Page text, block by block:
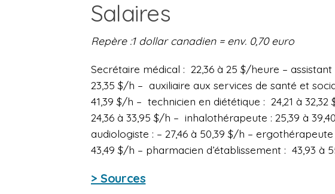
Salaires
Repère :1 dollar canadien = env. 0,70 euro
Secrétaire médical : 22,36 à 25 $/heure –
23,35 $/h – auxiliaire aux services de santé et
41,39 $/h – technicien en diététique : 24,21 à
24,36 à 33,95 $/h – inhalothérapeute : 25,39 à
audiologiste : – 27,46 à 50,39 $/h –
43,49 $/h – pharmacien d’établissement : 43,93 à
> Sources